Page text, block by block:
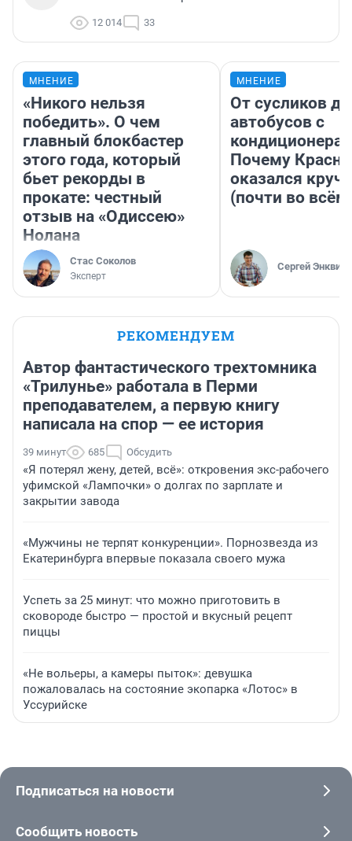
12 014 33
МНЕНИЕ
«Никого нельзя
победить». О чем
главный блокбастер
этого года, который
бьет рекорды в
прокате: честный
отзыв на «Одиссею»
Нолана
Стас Соколов
Эксперт
МНЕНИЕ
От сусликов до
автобусов с
Почему
оказался
(почти во
Сергей Энквист
РЕКОМЕНДУЕМ
Автор фантастического трехтомника
«Трилунье» работала в Перми
преподавателем, а первую книгу
написала на спор — ее история
39 минут 685 Обсудить
«Я потерял жену, детей, всё»: откровения экс-рабочего
уфимской «Лампочки» о долгах по зарплате и
закрытии завода
«Мужчины не терпят конкуренции». Порнозвезда из
Екатеринбурга впервые показала своего мужа
Успеть за 25 минут: что можно приготовить в
сковороде быстро — простой и вкусный рецепт
пиццы
«Не вольеры, а камеры пыток»: девушка
пожаловалась на состояние экопарка «Лотос» в
Уссурийске
Подписаться на новости
Сообщить новость